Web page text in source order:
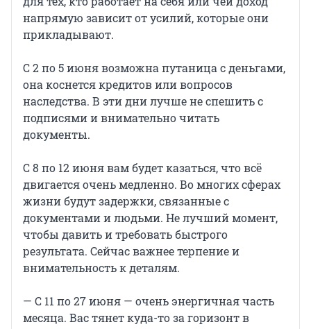
напрямую зависит от усилий, которые они
прикладывают.
С 2 по 5 июня возможна путаница с деньгами,
она коснется кредитов или вопросов
наследства. В эти дни лучше не спешить с
подписями и внимательно читать
документы.
С 8 по 12 июня вам будет казаться, что всё
двигается очень медленно. Во многих сферах
жизни будут задержки, связанные с
документами и людьми. Не лучший момент,
чтобы давить и требовать быстрого
результата. Сейчас важнее терпение и
внимательность к деталям.
— С 11 по 27 июня — очень энергичная часть
месяца. Вас тянет куда-то за горизонт в